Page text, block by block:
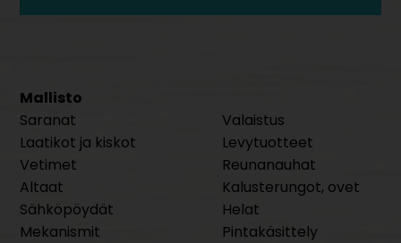
Mallisto
Saranat
Laatikot ja kiskot
Vetimet
Altaat
Sähköpöydät
Mekanismit
Valaistus
Levytuotteet
Reunanauhat
Kalusterungot, ovet
Helat
Pintakäsittely